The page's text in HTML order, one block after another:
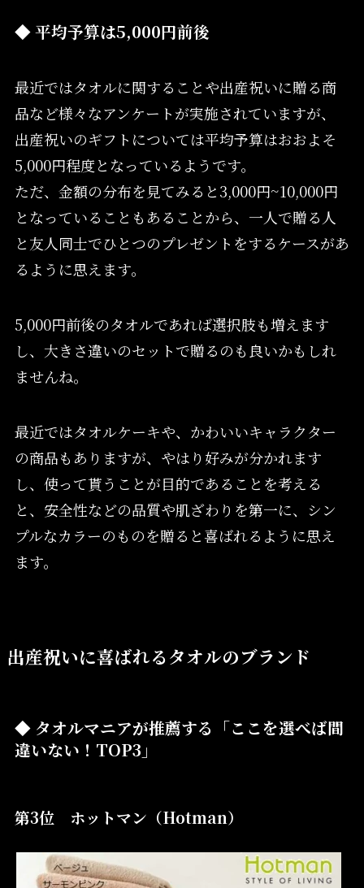
◆ 平均予算は5,000円前後
最近ではタオルに関することや出産祝いに贈る商
品など様々なアンケートが実施されていますが、
出産祝いのギフトについては平均予算はおおよそ
5,000円程度となっているようです。
ただ、金額の分布を見てみると3,000円~10,000円
となっていることもあることから、一人で贈る人
と友人同士でひとつのプレゼントをするケースがあ
るように思えます。
5,000円前後のタオルであれば選択肢も増えます
し、大きさ違いのセットで贈るのも良いかもしれ
ませんね。
最近ではタオルケーキや、かわいいキャラクター
の商品もありますが、やはり好みが分かれます
し、使って貰うことが目的であることを考える
と、安全性などの品質や肌ざわりを第一に、シン
プルなカラーのものを贈ると喜ばれるように思え
ます。
出産祝いに喜ばれるタオルのブランド
◆ タオルマニアが推薦する「ここを選べば間
違いない！TOP3」
第3位 ホットマン（Hotman）